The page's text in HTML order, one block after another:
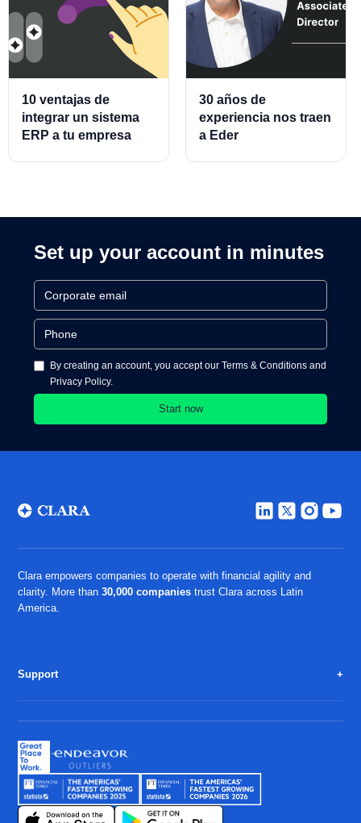
10 ventajas de
integrar un sistema
ERP a tu empresa
30 años de
experiencia nos traen
a Eder
Set up your account in minutes
By creating an account, you accept our Terms & Conditions and
Privacy Policy.
Clara empowers companies to operate with financial agility and
clarity. More than30,000 companiestrust Clara across Latin
America.
Support